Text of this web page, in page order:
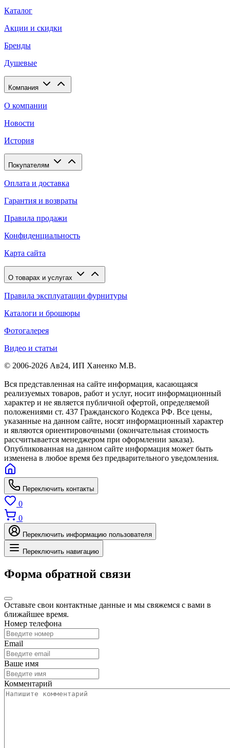
Каталог
Акции и скидки
Бренды
Душевые
Компания
О компании
Новости
История
Покупателям
Оплата и доставка
Гарантия и возвраты
Правила продажи
Конфиденциальность
Карта сайта
О товарах и услугах
Правила эксплуатации фурнитуры
Каталоги и брошюры
Фотогалерея
Видео и статьи
© 2006-2026 Ав24, ИП Ханенко М.В.
Вся представленная на сайте информация, касающаяся
реализуемых товаров, работ и услуг, носит информационный
характер и не является публичной офертой, определяемой
положениями ст. 437 Гражданского Кодекса РФ. Все цены,
указанные на данном сайте, носят информационный характер
и являются ориентировочными (окончательная стоимость
рассчитывается менеджером при оформлении заказа).
Опубликованная на данном сайте информация может быть
изменена в любое время без предварительного уведомления.
Переключить контакты
0
0
Переключить информацию пользователя
Переключить навигацию
Форма обратной связи
Оставьте свои контактные данные и мы свяжемся с вами в
ближайшее время.
Номер телефона
Email
Ваше имя
Комментарий